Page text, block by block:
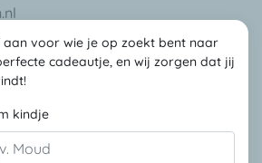
aan voor wie je op zoekt bent naar
cadeautje, en wij zorgen dat jij
kindje
met